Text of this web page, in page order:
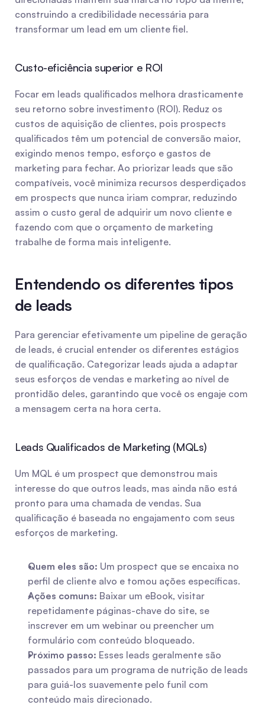
construindo a credibilidade necessária para
transformar um lead em um cliente fiel.
Custo-eficiência superior e ROI
Focar em leads qualificados melhora drasticamente
seu retorno sobre investimento (ROI). Reduz os
custos de aquisição de clientes, pois prospects
qualificados têm um potencial de conversão maior,
exigindo menos tempo, esforço e gastos de
marketing para fechar. Ao priorizar leads que são
compatíveis, você minimiza recursos desperdiçados
em prospects que nunca iriam comprar, reduzindo
assim o custo geral de adquirir um novo cliente e
fazendo com que o orçamento de marketing
trabalhe de forma mais inteligente.
Entendendo os diferentes tipos
de leads
Para gerenciar efetivamente um pipeline de geração
de leads, é crucial entender os diferentes estágios
de qualificação. Categorizar leads ajuda a adaptar
seus esforços de vendas e marketing ao nível de
prontidão deles, garantindo que você os engaje com
a mensagem certa na hora certa.
Leads Qualificados de Marketing (MQLs)
Um MQL é um prospect que demonstrou mais
interesse do que outros leads, mas ainda não está
pronto para uma chamada de vendas. Sua
qualificação é baseada no engajamento com seus
esforços de marketing.
Quem eles são: Um prospect que se encaixa no
perfil de cliente alvo e tomou ações específicas.
Ações comuns: Baixar um eBook, visitar
repetidamente páginas-chave do site, se
inscrever em um webinar ou preencher um
formulário com conteúdo bloqueado.
Próximo passo: Esses leads geralmente são
passados para um programa de nutrição de leads
para guiá-los suavemente pelo funil com
conteúdo mais direcionado.